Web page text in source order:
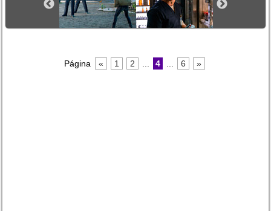
Página « 1 2 4 6 »